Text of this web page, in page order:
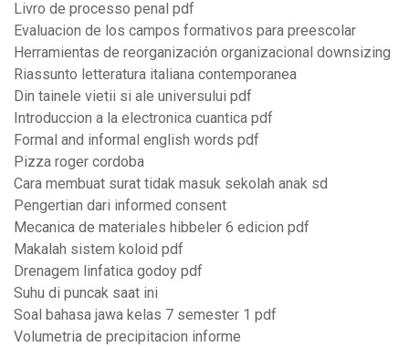
Livro de processo penal pdf
Evaluacion de los campos formativos para preescolar
Herramientas de reorganización organizacional downsizing
Riassunto letteratura italiana contemporanea
Din tainele vietii si ale universului pdf
Introduccion a la electronica cuantica pdf
Formal and informal english words pdf
Pizza roger cordoba
Cara membuat surat tidak masuk sekolah anak sd
Pengertian dari informed consent
Mecanica de materiales hibbeler 6 edicion pdf
Makalah sistem koloid pdf
Drenagem linfatica godoy pdf
Suhu di puncak saat ini
Soal bahasa jawa kelas 7 semester 1 pdf
Volumetria de precipitacion informe